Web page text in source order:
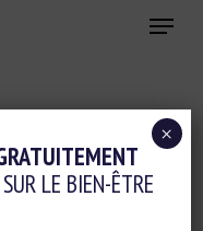
Menu
LE BIEN-ÊTRE
×